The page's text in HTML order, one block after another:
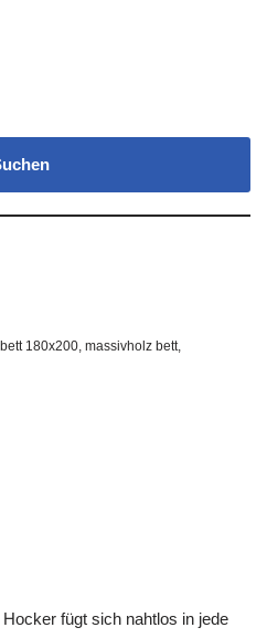
180x200, massivholz bett,
fügt sich nahtlos in jede